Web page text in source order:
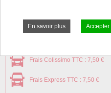
Frais Colissimo TTC : 7,50 €
Frais Express TTC : 7,50 €